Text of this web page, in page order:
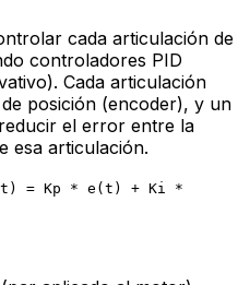
cada articulación de
controladores PID
Cada articulación
posición (encoder), y un
el error entre la
esa articulación.
= Kp * e(t) + Ki *